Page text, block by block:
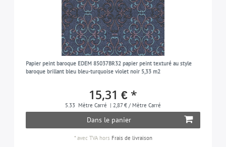
Papier peint baroque EDEM 85037BR32 papier peint texturé au style
baroque brillant bleu bleu-turquoise violet noir 5,33 m2
15,31 € *
5.33 Mètre Carré | 2,87 € / Mètre Carré
Dans le panier
*avec TVAhors Frais de livraison